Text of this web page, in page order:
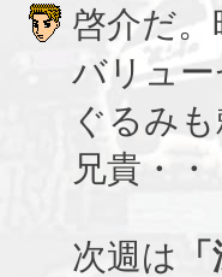
啓介だ
バリュ
ぐるみ
兄貴・
次週は